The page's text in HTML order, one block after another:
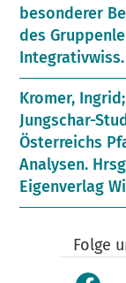
besonderer
des
Kromer,
Jungschar-
Österreichs
Analysen.
Eigenverlag
Folge